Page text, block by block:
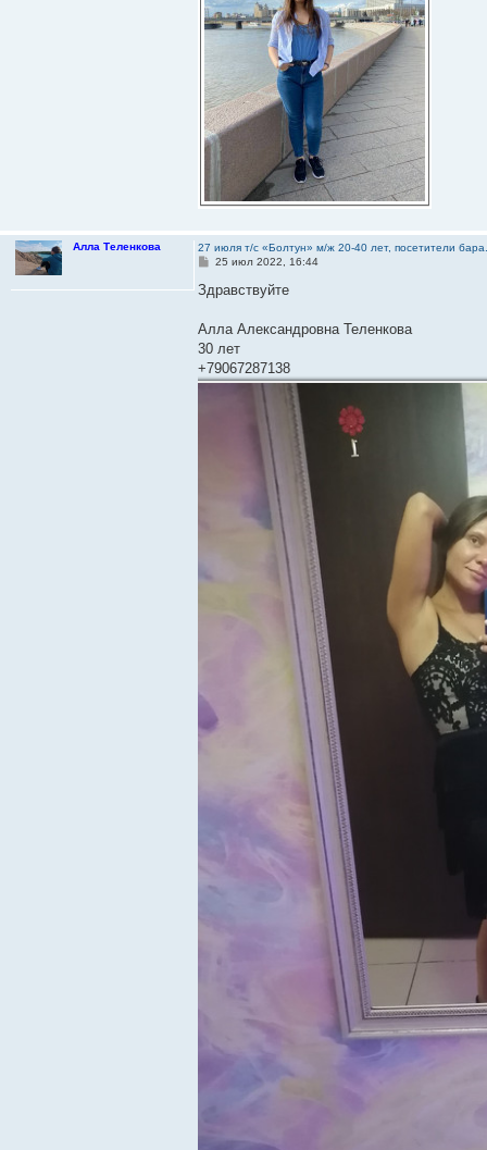
Алла Теленкова
27 июля т/с «Болтун» м/ж 20-40 лет, посетители
С
о
б
е
и
е
25 июл 2022, 16:44
Здравствуйте
Алла Александровна Теленкова
30 лет
+79067287138